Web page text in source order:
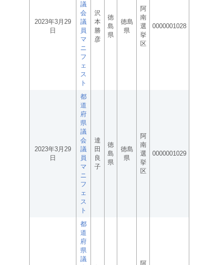
2023年3月29
日
議
会
議
員
マ
ニ
フ
ェ
ス
ト
沢
本
勝
彦
徳
島
県
徳島
県
阿
南
選
挙
区
0000001028
2023年3月29
日
都
道
府
県
議
会
議
員
マ
ニ
フ
ェ
ス
ト
達
田
良
子
徳
島
県
徳島
県
阿
南
選
挙
区
0000001029
都
道
府
県
議
阿